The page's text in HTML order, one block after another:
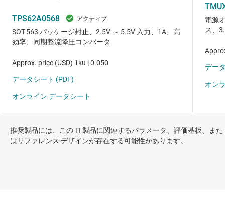
推奨製品には、この TI 製品に関連するパラメータ、評価基板、また
はリファレンス デザインが存在する可能性があります。